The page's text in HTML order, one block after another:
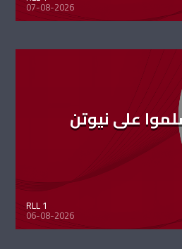
07-08-2026
على نيوتن
RLL 1
06-08-2026